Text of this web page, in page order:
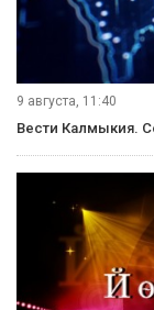
9 августа, 11:40
Вести Калмыкия.